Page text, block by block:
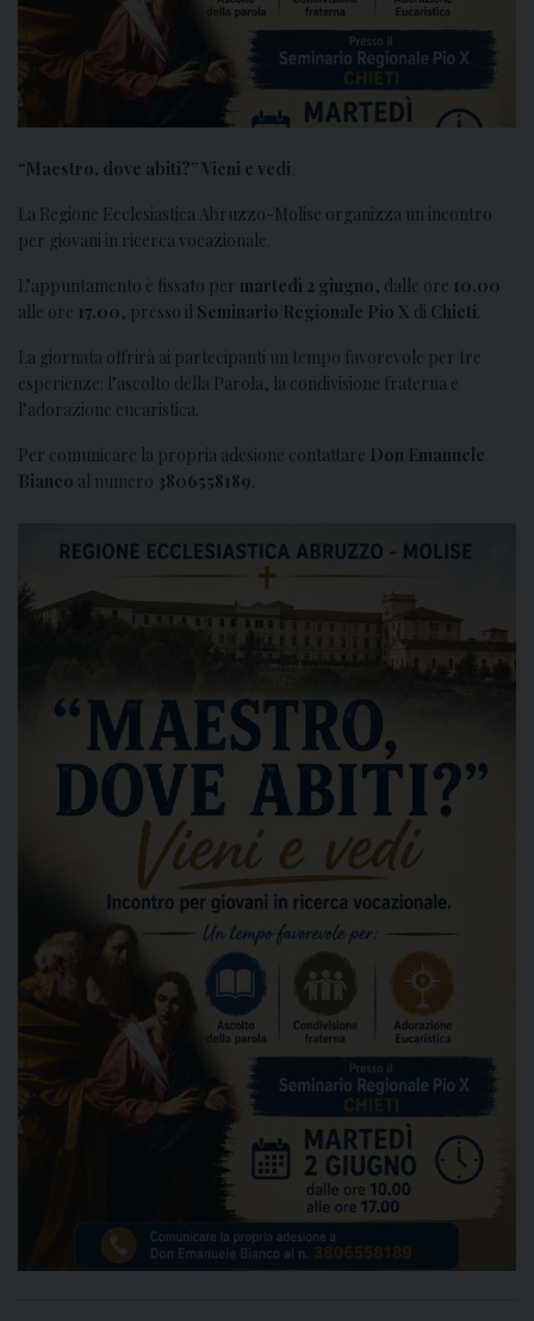
“Maestro, dove abiti?” Vieni e vedi
La Regione Ecclesiastica Abruzzo-Molise organizza un incontro
per giovani in ricerca vocazionale.
L’appuntamento è fissato per martedì 2 giugno, dalle ore 10.00
alle ore 17.00, presso il Seminario Regionale Pio X di Chieti.
La giornata offrirà ai partecipanti un tempo favorevole per tre
esperienze: l’ascolto della Parola, la condivisione fraterna e
l’adorazione eucaristica.
Per comunicare la propria adesione contattare Don Emanuele
Bianco al numero 3806558189.